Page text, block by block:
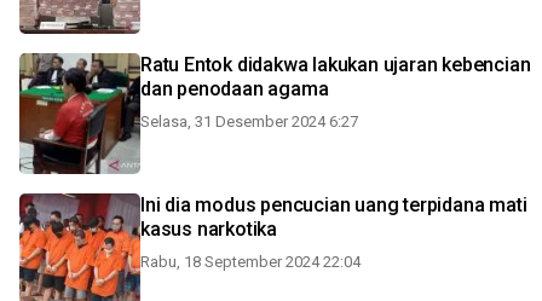
Ratu Entok didakwa lakukan ujaran kebencian
dan penodaan agama
Selasa, 31 Desember 2024 6:27
Ini dia modus pencucian uang terpidana mati
kasus narkotika
Rabu, 18 September 2024 22:04